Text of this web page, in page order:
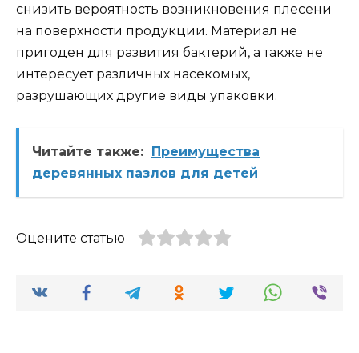
снизить вероятность возникновения плесени
на поверхности продукции. Материал не
пригоден для развития бактерий, а также не
интересует различных насекомых,
разрушающих другие виды упаковки.
Читайте также: Преимущества
деревянных пазлов для детей
Оцените статью